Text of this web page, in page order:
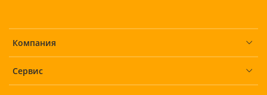
Компания
Сервис